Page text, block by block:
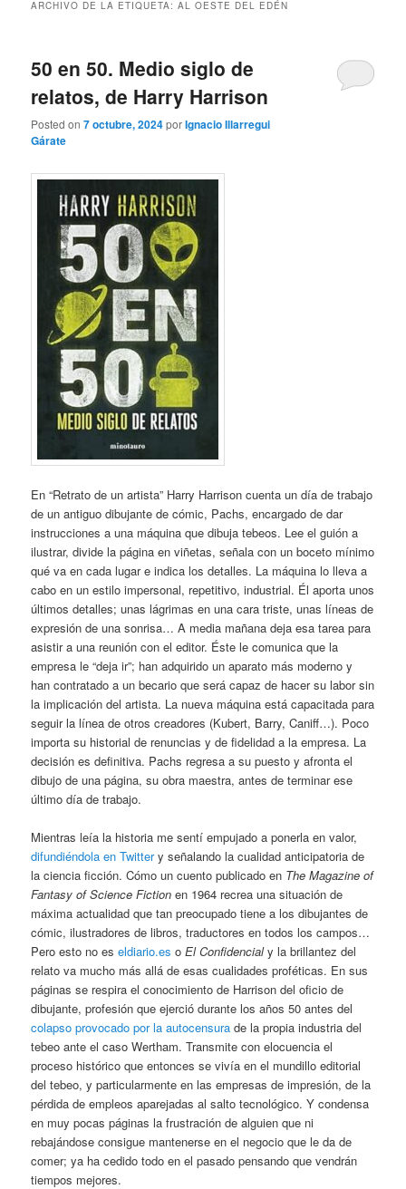
ARCHIVO DE LA ETIQUETA:AL OESTE DEL EDÉN
50 en 50. Medio siglo de
relatos, de Harry Harrison
Posted on7 octubre, 2024porIgnacio Illarregui
Gárate
En “Retrato de un artista” Harry Harrison cuenta un día de trabajo
de un antiguo dibujante de cómic, Pachs, encargado de dar
instrucciones a una máquina que dibuja tebeos. Lee el guión a
ilustrar, divide la página en viñetas, señala con un boceto mínimo
qué va en cada lugar e indica los detalles. La máquina lo lleva a
cabo en un estilo impersonal, repetitivo, industrial. Él aporta unos
últimos detalles; unas lágrimas en una cara triste, unas líneas de
expresión de una sonrisa… A media mañana deja esa tarea para
asistir a una reunión con el editor. Éste le comunica que la
empresa le “deja ir”; han adquirido un aparato más moderno y
han contratado a un becario que será capaz de hacer su labor sin
la implicación del artista. La nueva máquina está capacitada para
seguir la línea de otros creadores (Kubert, Barry, Caniff…). Poco
importa su historial de renuncias y de fidelidad a la empresa. La
decisión es definitiva. Pachs regresa a su puesto y afronta el
dibujo de una página, su obra maestra, antes de terminar ese
último día de trabajo.
Mientras leía la historia me sentí empujado a ponerla en valor,
difundiéndola en Twittery señalando la cualidad anticipatoria de
la ciencia ficción. Cómo un cuento publicado en The Magazine of
Fantasy of Science Fiction en 1964 recrea una situación de
máxima actualidad que tan preocupado tiene a los dibujantes de
cómic, ilustradores de libros, traductores en todos los campos…
Pero esto no eseldiario.es oEl Confidencialy la brillantez del
relato va mucho más allá de esas cualidades proféticas. En sus
páginas se respira el conocimiento de Harrison del oficio de
dibujante, profesión que ejerció durante los años 50 antes del
colapso provocado por la autocensura de la propia industria del
tebeo ante el caso Wertham. Transmite con elocuencia el
proceso histórico que entonces se vivía en el mundillo editorial
del tebeo, y particularmente en las empresas de impresión, de la
pérdida de empleos aparejadas al salto tecnológico. Y condensa
en muy pocas páginas la frustración de alguien que ni
rebajándose consigue mantenerse en el negocio que le da de
comer; ya ha cedido todo en el pasado pensando que vendrán
tiempos mejores.